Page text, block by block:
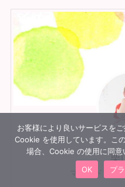
栗
マインドブロ
お客様により良いサービスを
Cookie を使用しています。こ
場合、Cookie の使用に同意
OK
プ